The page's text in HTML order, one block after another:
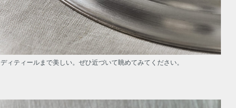
ディティールまで美しい。ぜひ近づいて眺めてみてください。